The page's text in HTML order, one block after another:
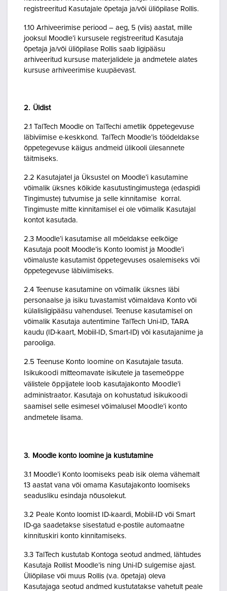
registreeritud Kasutajale õpetaja ja/või üliõpilase Rollis.
1.10 Arhiveerimise periood – aeg, 5 (viis) aastat, mille
jooksul Moodle’i kursusele registreeritud Kasutaja
õpetaja ja/või üliõpilase Rollis saab ligipääsu
arhiveeritud kursuse materjalidele ja andmetele alates
kursuse arhiveerimise kuupäevast.
2. Üldist
2.1 TalTech Moodle on TalTechi ametlik õppetegevuse
läbiviimise e-keskkond. TalTech Moodle’is töödeldakse
õppetegevuse käigus andmeid ülikooli ülesannete
täitmiseks.
2.2 Kasutajatel ja Üksustel on Moodle’i kasutamine
võimalik üksnes kõikide kasutustingimustega (edaspidi
Tingimuste) tutvumise ja selle kinnitamise korral.
Tingimuste mitte kinnitamisel ei ole võimalik Kasutajal
kontot kasutada.
2.3 Moodle’i kasutamise all mõeldakse eelkõige
Kasutaja poolt Moodle’is Konto loomist ja Moodle’i
võimaluste kasutamist õppetegevuses osalemiseks või
õppetegevuse läbiviimiseks.
2.4 Teenuse kasutamine on võimalik üksnes läbi
personaalse ja isiku tuvastamist võimaldava Konto või
külalisligipääsu vahendusel. Teenuse kasutamisel on
võimalik Kasutaja autentimine TalTech Uni-ID, TARA
kaudu (ID-kaart, Mobiil-ID, Smart-ID) või kasutajanime ja
parooliga.
2.5 Teenuse Konto loomine on Kasutajale tasuta.
Isikukoodi mitteomavate isikutele ja tasemeõppe
välistele õppijatele loob kasutajakonto Moodle’i
administraator. Kasutaja on kohustatud isikukoodi
saamisel selle esimesel võimalusel Moodle’i konto
andmetele lisama.
3. Moodle konto loomine ja kustutamine
3.1 Moodle’i Konto loomiseks peab isik olema vähemalt
13 aastat vana või omama Kasutajakonto loomiseks
seadusliku esindaja nõusolekut.
3.2 Peale Konto loomist ID-kaardi, Mobiil-ID või Smart
ID-ga saadetakse sisestatud e-postile automaatne
kinnituskiri konto kinnitamiseks.
3.3 TalTech kustutab Kontoga seotud andmed, lähtudes
Kasutaja Rollist Moodle’is ning Uni-ID sulgemise ajast.
Üliõpilase või muus Rollis (v.a. õpetaja) oleva
Kasutajaga seotud andmed kustutatakse vahetult peale